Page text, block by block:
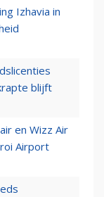
Izhavia in
blijft
en Wizz Air
Airport